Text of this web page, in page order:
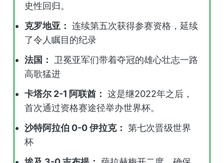
史性回归。
克罗地亚： 连续第五次获得参赛资格，延续
了令人瞩目的纪录
法国：
卫冕亚军们带着夺冠的雄心壮志一路
高歌猛进
卡塔尔 2-1 阿联酋： 这是继2022年之后，
首次通过资格赛途径举办世界杯。
沙特阿拉伯 0-0 伊拉克： 第七次晋级世界
杯